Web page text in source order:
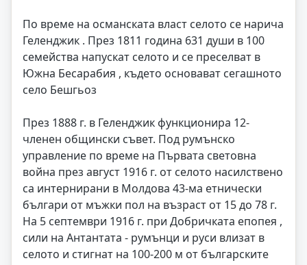
По време на османската власт селото се нарича
Геленджик . През 1811 година 631 души в 100
семейства напускат селото и се преселват в
Южна Бесарабия , където основават сегашното
село Бешгьоз
През 1888 г. в Геленджик функционира 12-
членен общински съвет. Под румънско
управление по време на Първата световна
война през август 1916 г. от селото насилствено
са интернирани в Молдова 43-ма етнически
българи от мъжки пол на възраст от 15 до 78 г.
На 5 септември 1916 г. при Добричката епопея ,
сили на Антантата - румънци и руси влизат в
селото и стигнат на 100-200 м от българските